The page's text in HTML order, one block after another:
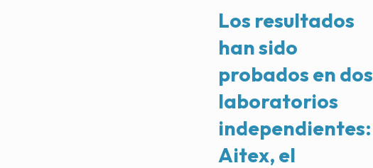
Los resultados
han sido
probados en dos
laboratorios
independientes:
Aitex, el